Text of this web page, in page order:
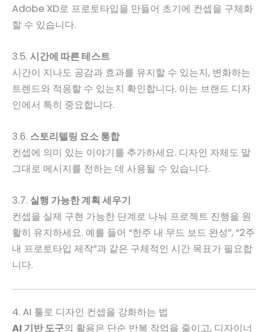
Adobe XD로 프로토타입을 만들어 초기에 컨셉을 구체화
할 수 있습니다.
3.5.시간에 따른 테스트
시간이 지나도 공감과 효과를 유지할 수 있는지, 변화하는
트렌드와 적응할 수 있는지 확인합니다. 이는 브랜드 디자
인에서 특히 중요합니다.
3.6. 스토리텔링 요소 통합
컨셉에 의미 있는 이야기를 추가하세요. 디자인 자체도 말
그대로 메시지를 전하는 데 사용될 수 있습니다.
3.7. 실행 가능한 계획 세우기
컨셉을 실제 구현 가능한 단계로 나눠 프로젝트 진행을 원
활히 유지하세요. 예를 들어 “한주 내 무드 보드 완성”, “2주
내 프로토타입 제작”과 같은 구체적인 시간 목표가 필요합
니다.
4. AI 툴로 디자인 컨셉을 강화하는 법
AI 기반 도구의 활용은 단순 반복 작업을 줄이고, 디자이너